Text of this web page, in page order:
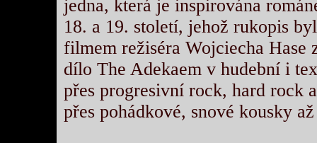
jedna, která je inspirována
18. a 19. století, jehož rukopis
filmem režiséra Wojciecha Hase
dílo The Adekaem v hudební i
přes progresivní rock, hard rock
přes pohádkové, snové kousky